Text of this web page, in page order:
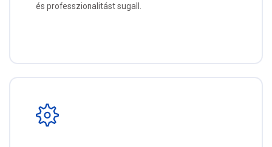
és professzionalitást sugall.